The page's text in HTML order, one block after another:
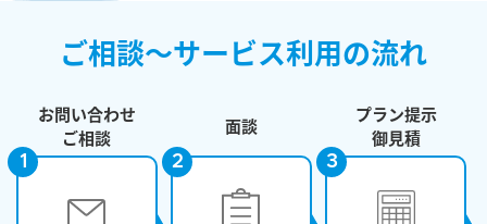
ご相談～サービス利用の流れ
お問い合わせ
ご相談
1
面談
2
プラン提示
御見積
3